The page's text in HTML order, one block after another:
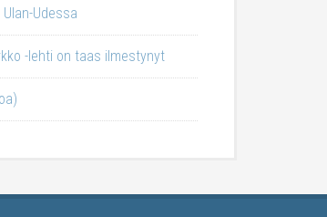
Udessa
-lehti on taas ilmestynyt